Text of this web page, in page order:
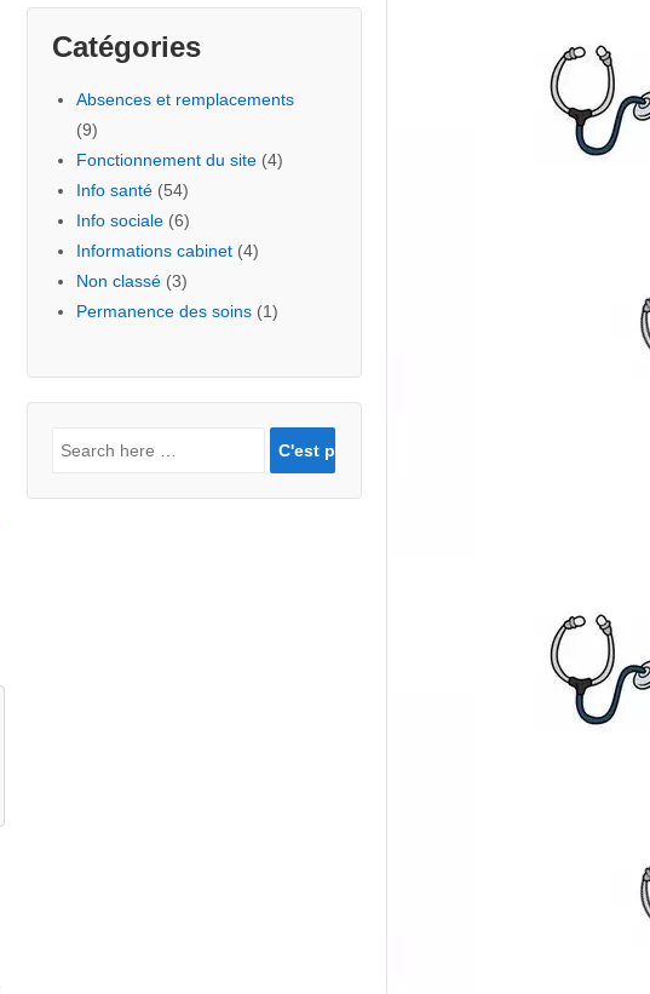
Catégories
Absences et remplacements
(9)
Fonctionnement du site(4)
Info santé(54)
Info sociale(6)
Informations cabinet(4)
Non classé(3)
Permanence des soins(1)
Recherche